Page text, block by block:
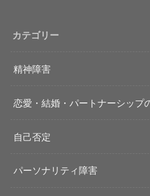
カテゴリー
精神障害
恋愛・結婚・パートナーシップ
自己否定
パーソナリティ障害